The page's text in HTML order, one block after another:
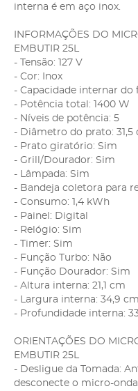
interna é em aço inox.
INFORMAÇÕES DO
EMBUTIR 25L
- Tensão: 127 V
- Cor: Inox
- Capacidade internar do
- Potência total: 1400 W
- Níveis de potência: 5
- Diâmetro do prato: 31,5
- Prato giratório: Sim
- Grill/Dourador: Sim
- Lâmpada: Sim
- Bandeja coletora para
- Consumo: 1,4 kWh
- Painel: Digital
- Relógio: Sim
- Timer: Sim
- Função Turbo: Não
- Função Dourador: Sim
- Altura interna: 21,1 cm
- Largura interna: 34,9 cm
- Profundidade interna:
ORIENTAÇÕES DO
EMBUTIR 25L
- Desligue da Tomada:
desconecte o micro-